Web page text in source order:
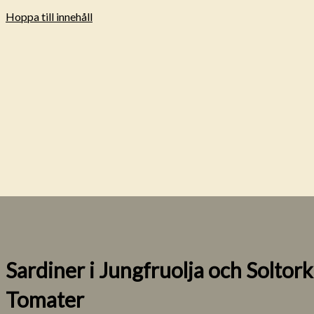
Hoppa till innehåll
Sardiner i Jungfruolja och
Tomater